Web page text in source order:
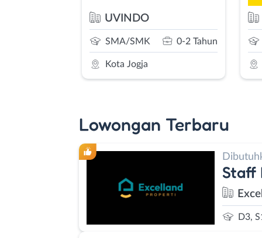
0-2 Tahun
Explora Digital Printing
SMA/SMK 0-2 Tahun
Sleman
Lowongan Terbaru
Staff
D3,